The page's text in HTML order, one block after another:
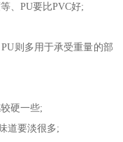
、PU要比PVC好;
则多用于承受重量的部
硬一些;
道要淡很多;